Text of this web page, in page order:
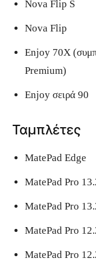
Nova Flip S
Nova Flip
Enjoy 70X
Premium)
Enjoy σειρά 90
Ταμπλέτες
MatePad Edge
MatePad Pro
MatePad Pro
MatePad Pro
MatePad Pro